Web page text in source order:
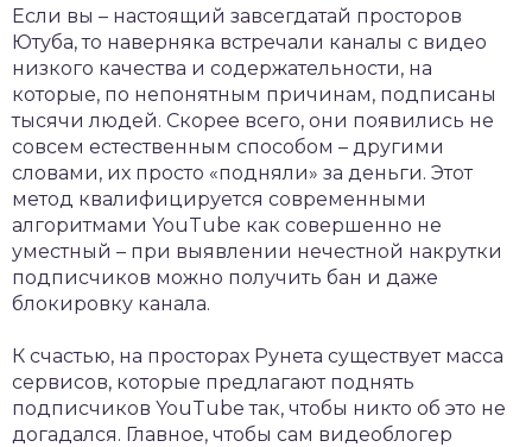
Если вы – настоящий завсегдатай просторов
Ютуба, то наверняка встречали каналы с видео
низкого качества и содержательности, на
которые, по непонятным причинам, подписаны
тысячи людей. Скорее всего, они появились не
совсем естественным способом – другими
словами, их просто «подняли» за деньги. Этот
метод квалифицируется современными
алгоритмами YouTube как совершенно не
уместный – при выявлении нечестной накрутки
подписчиков можно получить бан и даже
блокировку канала.
К счастью, на просторах Рунета существует масса
сервисов, которые предлагают поднять
подписчиков YouTube так, чтобы никто об это не
догадался. Главное, чтобы сам видеоблогер